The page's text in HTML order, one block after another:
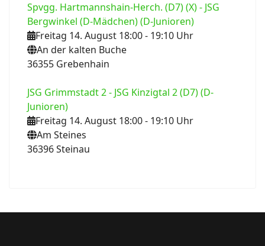
Spvgg. Hartmannshain-Herch. (D7) (X) - JSG
Bergwinkel (D-Mädchen) (D-Junioren)
Freitag 14. August 18:00- 19:10 Uhr
An der kalten Buche
36355 Grebenhain
JSG Grimmstadt 2 - JSG Kinzigtal 2 (D7) (D-
Junioren)
Freitag 14. August 18:00- 19:10 Uhr
Am Steines
36396 Steinau